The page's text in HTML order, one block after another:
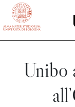
vai al contenuto
Unibo